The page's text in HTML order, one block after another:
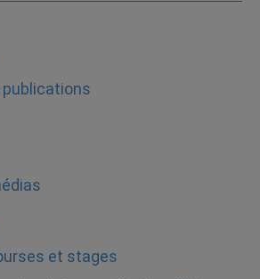
et stages